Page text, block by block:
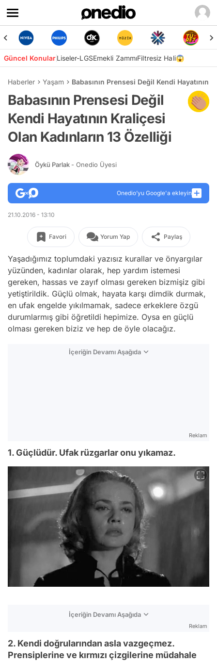
Güncel KonularLiseler-LGSEmekli ZammıFiltresiz Hali😱
Haberler Yaşam Babasının Prensesi Değil Kendi Hayatının
Babasının Prensesi Değil
Kendi Hayatının Kraliçesi
Olan Kadınların 13 Özelliği
Öykü Parlak - Onedio Üyesi
Onedio’yu Google'a ekleyin
21.10.2016 - 13:10
Favori Yorum Yap Paylaş
Yaşadığımız toplumdaki yazısız kurallar ve önyargılar
yüzünden, kadınlar olarak, hep yardım istemesi
gereken, hassas ve zayıf olması gereken bizmişiz gibi
yetiştirildik. Güçlü olmak, hayata karşı dimdik durmak,
en ufak engelde yıkılmamak, sadece erkeklere özgü
durumlarmış gibi öğretildi hepimize. Oysa en güçlü
olması gereken biziz ve hep de öyle olacağız.
İçeriğin Devamı Aşağıda
Reklam
1. Güçlüdür. Ufak rüzgarlar onu yıkamaz.
İçeriğin Devamı Aşağıda
Reklam
2. Kendi doğrularından asla vazgeçmez.
Prensiplerine ve kırmızı çizgilerine müdahale